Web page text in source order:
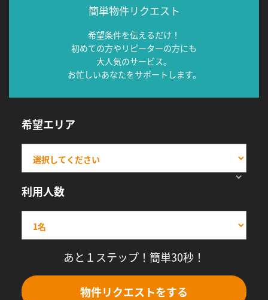
簡単物件リクエスト
希望条件を伝えるだけ！
初めての方やリピーターの方にも
大人気のサービス。
お忙しいあなたをサポートします。
希望エリア
利用人数
あと１ステップ！簡単30秒！
物件リクエストをする